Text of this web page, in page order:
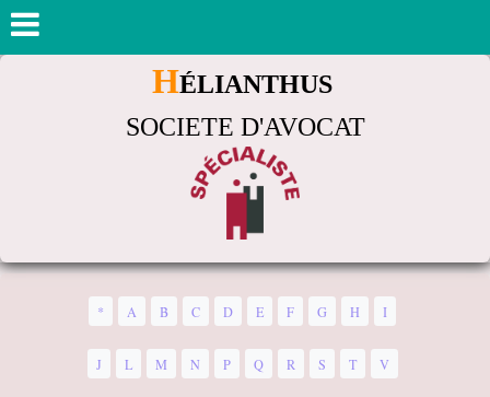
HÉLIANTHUS
SOCIETE D'AVOCAT
* A B C D E F G H I
J L M N P Q R S T V